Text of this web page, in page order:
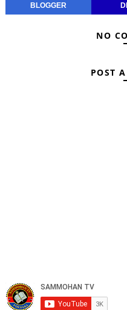
BLOGGER
NO
POST